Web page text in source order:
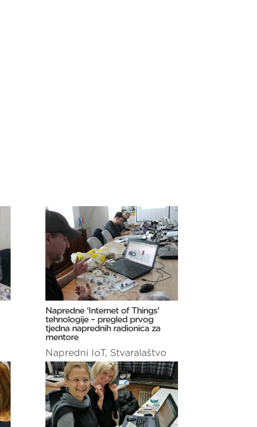
Napredne ‘Internet of Things’
tehnologije – pregled prvog
tjedna naprednih radionica za
mentore
Napredni IoT, Stvaralaštvo